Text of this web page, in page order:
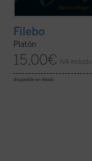
Filebo
Platón
15,00€ IVA incluido
disponible en ebook: